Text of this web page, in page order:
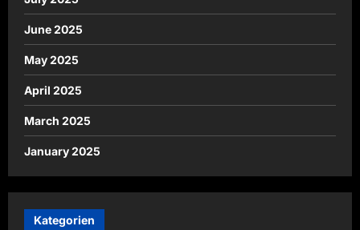
June 2025
May 2025
April 2025
March 2025
January 2025
Kategorien